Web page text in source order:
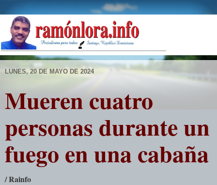
LUNES, 20 DE MAYO DE 2024
Mueren cuatro
personas durante un
fuego en una cabaña
/ Rainfo